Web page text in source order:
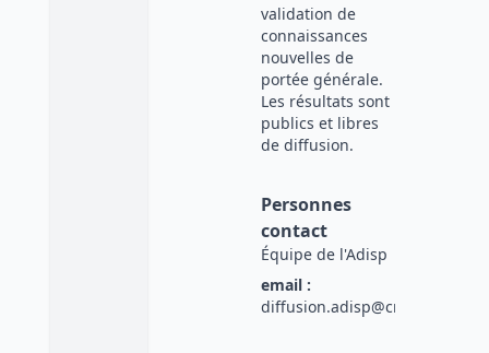
validation de
connaissances
nouvelles de
portée générale.
Les résultats sont
publics et libres
de diffusion.
Personnes
contact
Équipe de l'Adisp
email :
diffusion.adisp@cnrs.fr